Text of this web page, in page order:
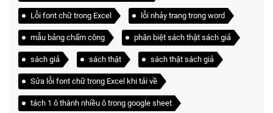
Lỗi font chữ trong Excel lỗi nhảy trang trong word
mẫu bảng chấm công phân biệt sách thật sách giả
sách giả sách thật sách thật sách giả
Sửa lỗi font chữ trong Excel khi tải về
tách 1 ô thành nhiều ô trong google sheet